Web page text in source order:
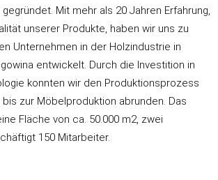
Mit mehr als 20 Jahren Erfahrung,
unserer Produkte, haben wir uns zu
Unternehmen in der Holzindustrie in
entwickelt. Durch die Investition in
konnten wir den Produktionsprozess
zur Möbelproduktion abrunden. Das
Fläche von ca. 50.000 m2, zwei
150 Mitarbeiter.